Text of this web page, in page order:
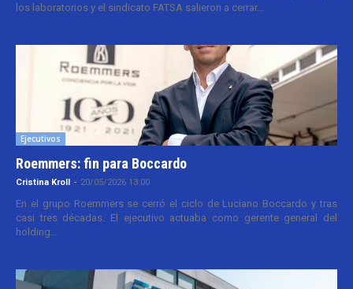
los laboratorios y el sindicato FATSA salieron a cerrar...
Ejecutivos
Roemmers: fin para Boccardo
Cristina Kroll - 20/05/2026 13:00
En el grupo Roemmers se cerró el ciclo de Luciano Boccardo y tras
casi tres décadas. El ejecutivo actuaba como gerente general del
holding...